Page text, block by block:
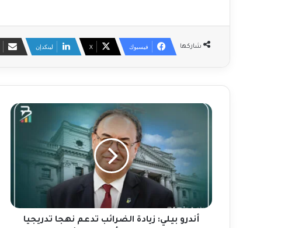
شاركها فيسبوك ‫X لينكدإن
أ
ي
أندرو بيلي: زيادة الضرائب تدعم نهجا تدريجيا